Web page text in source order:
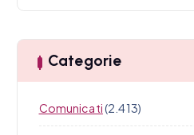
Categorie
Comunicati(2.413)